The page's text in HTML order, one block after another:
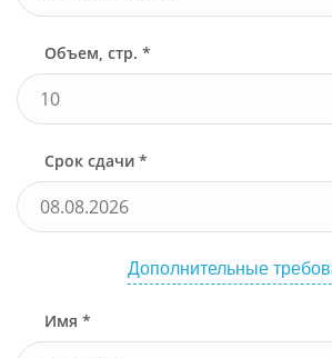
Объем, стр. *
Срок сдачи *
Дополнительные
Имя *